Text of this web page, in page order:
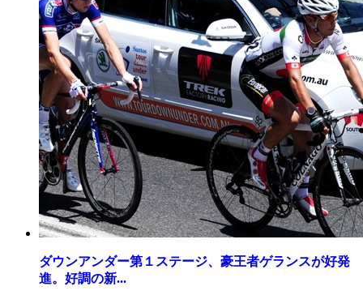
ダウンアンダー第１ステージ、豪王者ゲランスが好発
進。好調の新...